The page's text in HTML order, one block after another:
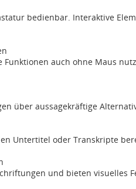
bedienbar. Interaktive
Funktionen auch ohne Maus
über aussagekräftige
Untertitel oder Transkripte
und bieten